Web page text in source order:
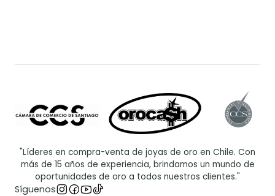
"Líderes en compra-venta de joyas de oro en Chile. Con
más de 15 años de experiencia, brindamos un mundo de
oportunidades de oro a todos nuestros clientes."
Síguenos